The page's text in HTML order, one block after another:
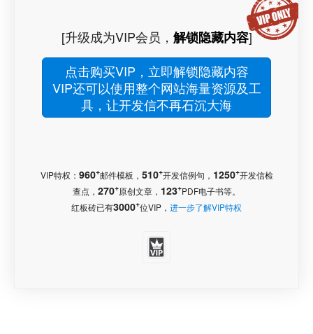
[升级成为VIP会员， 解锁隐藏内容]
点击购买VIP，立即解锁隐藏内容
VIP还可以使用整个网站海量资源及工
具，让开发信不再石沉大海
VIP特权： 960+邮件模板， 510+开发信例句， 1250+开发信检
查点， 270+原创文章， 123+PDF电子书等。
红板砖已有3000+位VIP， 进一步了解VIP特权